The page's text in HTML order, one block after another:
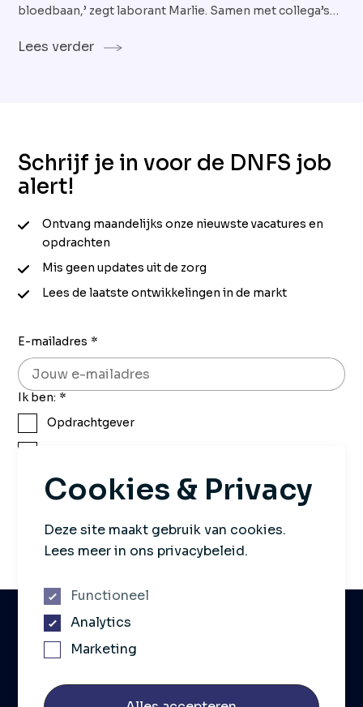
Cookies & Privacy
Deze site maakt gebruik van cookies.
Lees meer in ons privacybeleid.
Functioneel
Analytics
Marketing
bloedbaan,’ zegt laborant Marlie. Samen met collega’s
HealthCare, waar ze radioactieve producten voor de
Lees verder
Schrijf je in voor de DNFS job
alert!
Ontvang maandelijks onze nieuwste vacatures en
opdrachten
Mis geen updates uit de zorg
Lees de laatste ontwikkelingen in de markt
E-mailadres *
Ik ben: *
Opdrachtgever
Aanmelden
Wij gaan altijd zorgvuldig met jouw gegevens om.
Wij brengen professionals en organisaties in de